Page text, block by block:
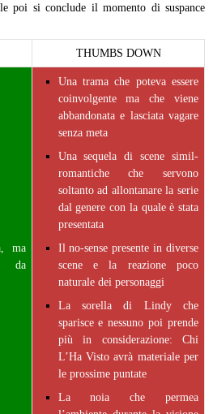
poi si conclude il momento di suspance
THUMBS DOWN
ma
da
Una trama che poteva essere
coinvolgente ma che viene
abbandonata e lasciata vagare
senza meta
Una sequela di scene simil-
romantiche che servono
soltanto ad allontanare la serie
dal genere con la quale è stata
presentata
Il no-sense presente in diverse
scene e la reazione poco
naturale dei personaggi
La sorella di Lindy che
sparisce e nessuno poi prende
più in considerazione: Chi
L’Ha Visto avrà materiale per
le prossime puntate
La noia che permea